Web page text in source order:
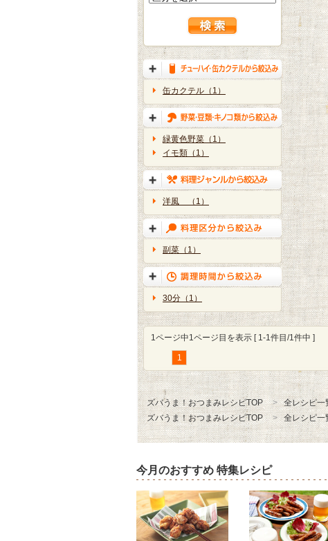
缶カクテル（1）
緑黄色野菜（1）
イモ類（1）
洋風 （1）
副菜（1）
30分（1）
1ページ中1ページ目を表示 [ 1-1件目/1件中 ]
1
ズバうま！おつまみレシピTOP 全レシピ一
ズバうま！おつまみレシピTOP
全レシピ一
今月のおすすめ 特集レシピ